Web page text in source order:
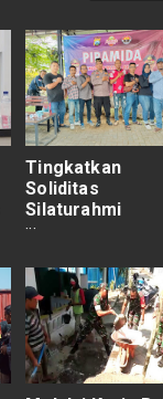
Tingkatkan
Soliditas
Silaturahmi
Bersama Media,
Gelar Piramida